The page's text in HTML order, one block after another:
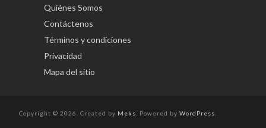
Quiénes Somos
Contáctenos
Términos y condiciones
Privacidad
Mapa del sitio
Copyright © 2026. Created by Meks . Powered by WordPress